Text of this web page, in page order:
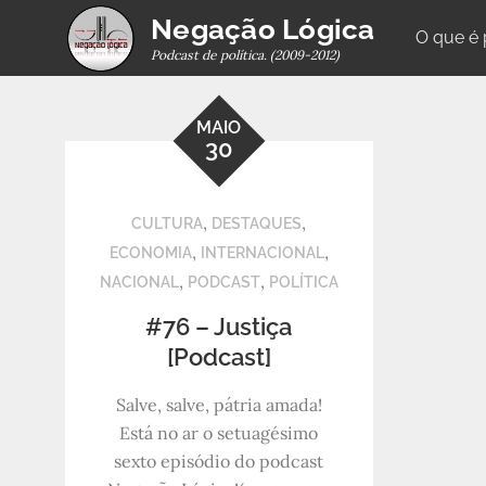
Negação Lógica
Podcast de política. (2009-2012)
O que é
MAIO
30
CULTURA, DESTAQUES,
ECONOMIA, INTERNACIONAL,
NACIONAL, PODCAST, POLÍTICA
#76 – Justiça
[Podcast]
Salve, salve, pátria amada!
Está no ar o setuagésimo
sexto episódio do podcast